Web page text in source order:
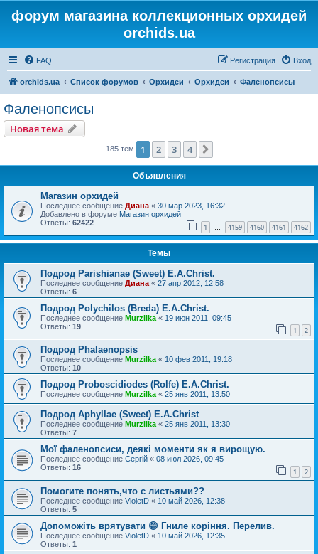
форум магазина коллекционных орхидей
orchids.ua
FAQ Вход
Регистрация
orchids.ua Список форумов Орхидеи Орхидеи Фаленопсисы
Фаленопсисы
Новая тема
185 тем 1 2 3 4
Объявления
Магазин орхидей
Последнее сообщение Диана « 30 мар 2023, 16:32
Добавлено в форуме Магазин орхидей
Ответы: 62422 1 … 4159 4160 4161 4162
Темы
Подрод Parishianae (Sweet) E.A.Christ.
Последнее сообщение Диана « 27 апр 2012, 12:58
Ответы: 6
Подрод Polychilos (Breda) E.A.Christ.
Последнее сообщение Murzilka « 19 июн 2011, 09:45
Ответы: 19 1 2
Подрод Phalaenopsis
Последнее сообщение Murzilka « 10 фев 2011, 19:18
Ответы: 10
Подрод Proboscidiodes (Rolfe) E.A.Christ.
Последнее сообщение Murzilka « 25 янв 2011, 13:50
Подрод Aphyllae (Sweet) E.A.Christ
Последнее сообщение Murzilka « 25 янв 2011, 13:30
Ответы: 7
Мої фаленопсиси, деякі моменти як я вирощую.
Последнее сообщение Сергій « 08 июл 2026, 09:45
Ответы: 16 1 2
Помогите понять,что с листьями??
Последнее сообщение VioletD « 10 май 2026, 12:38
Ответы: 5
Допоможіть врятувати 😁 Гниле коріння. Перелив.
Последнее сообщение VioletD « 10 май 2026, 12:35
Ответы: 1